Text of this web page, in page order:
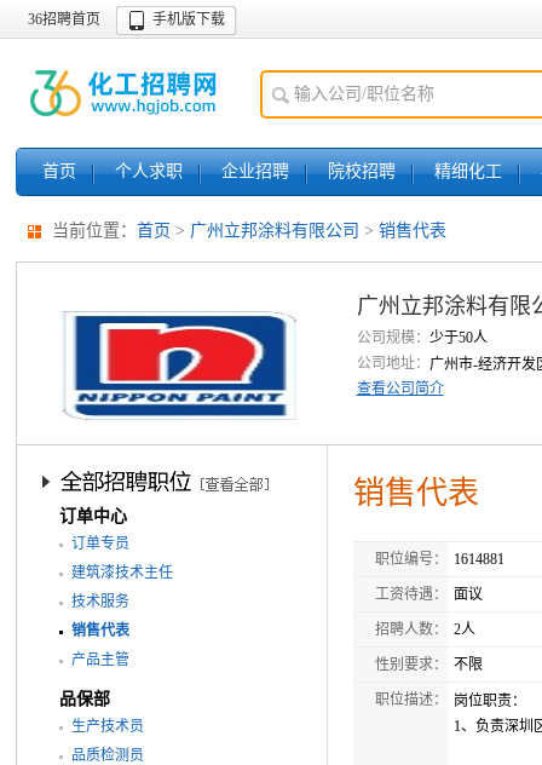
36招聘首页 手机版下载
首页 个人求职 企业招聘 院校招聘 精细化工
当前位置： 首页 > 广州立邦涂料有限公司 > 销售代表
广州立邦涂料有限
公司规模： 少于50人
公司地址：
广州市-经济开发
查看公司简介
订单中心
订单专员
建筑漆技术主任
技术服务
销售代表
产品主管
品保部
生产技术员
品质检测员
销售代表
职位编号： 1614881
工资待遇： 面议
招聘人数： 2人
性别要求： 不限
职位描述：
岗位职责：
1、负责深圳